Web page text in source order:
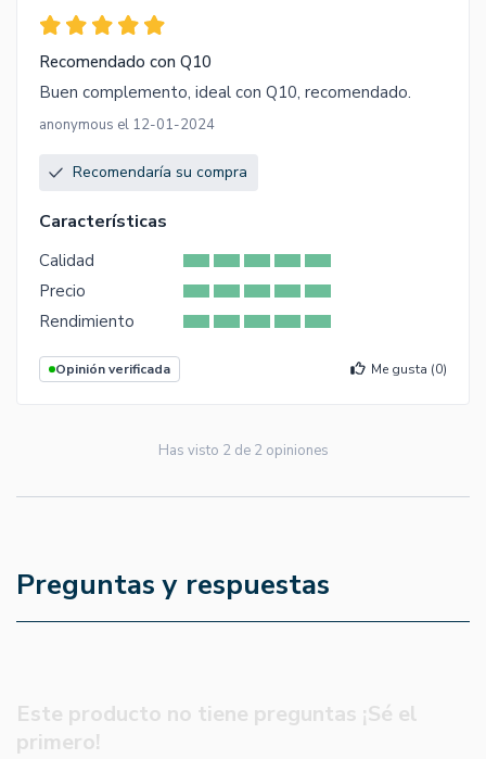
Recomendado con Q10
Buen complemento, ideal con Q10, recomendado.
anonymous el 12-01-2024
Recomendaría su compra
Características
Calidad
Precio
Rendimiento
Opinión verificada Me gusta (0)
Has visto 2de 2opiniones
Preguntas y respuestas
Este producto no tiene preguntas ¡Sé el
primero!